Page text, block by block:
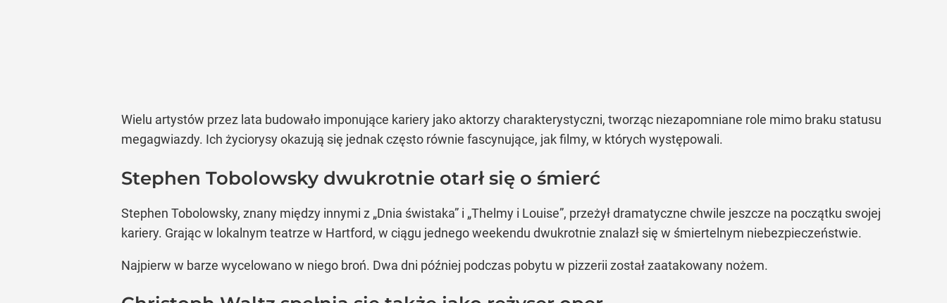
Wielu artystów przez lata budowało imponujące kariery jako aktorzy charakterystyczni, tworząc niezapomniane role mimo braku statusu
megagwiazdy. Ich życiorysy okazują się jednak często równie fascynujące, jak filmy, w których występowali.
Stephen Tobolowsky dwukrotnie otarł się o śmierć
Stephen Tobolowsky, znany między innymi z „Dnia świstaka” i „Thelmy i Louise”, przeżył dramatyczne chwile jeszcze na początku swojej
kariery. Grając w lokalnym teatrze w Hartford, w ciągu jednego weekendu dwukrotnie znalazł się w śmiertelnym niebezpieczeństwie.
Najpierw w barze wycelowano w niego broń. Dwa dni później podczas pobytu w pizzerii został zaatakowany nożem.